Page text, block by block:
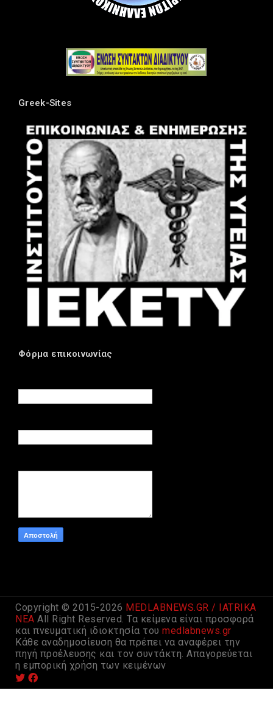
Greek-Sites
Φόρμα επικοινωνίας
Copyright © 2015-2026 MEDLABNEWS.GR / IATRIKA
NEA All Right Reserved. Τα κείμενα είναι προσφορά
και πνευματική ιδιοκτησία του medlabnews.gr
Kάθε αναδημοσίευση θα πρέπει να αναφέρει την
πηγή προέλευσης και τον συντάκτη. Aπαγορεύεται
η εμπορική χρήση των κειμένων